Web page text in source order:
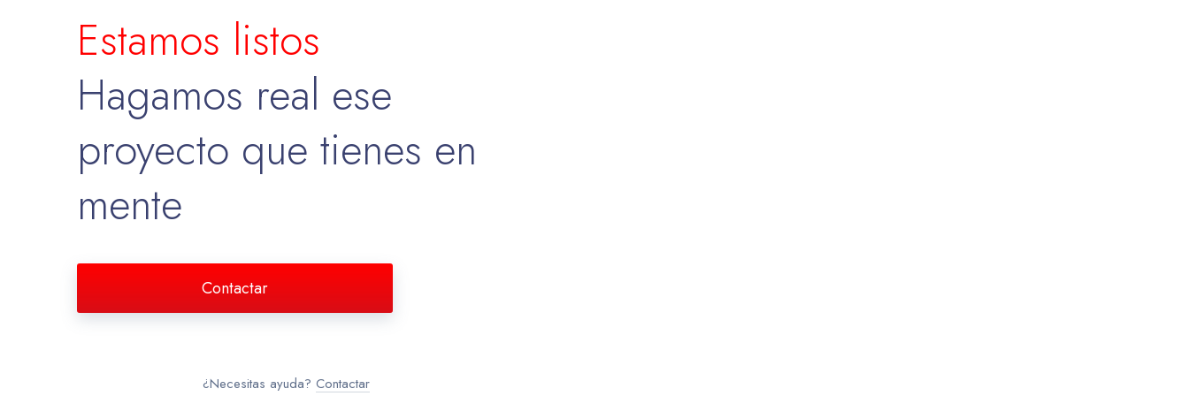
Estamos listos
Hagamos real ese
proyecto que tienes en
mente
Contactar
¿Necesitas ayuda? Contactar